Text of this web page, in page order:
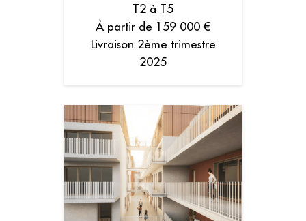
T2 à T5
À partir de 159 000 €
Livraison 2ème trimestre
2025